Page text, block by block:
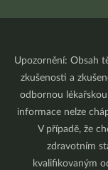
Upozornění: Obsah
zkušenosti a
odbornou
informace nelze
V případě, že
zdravotním
kvalifikovaným